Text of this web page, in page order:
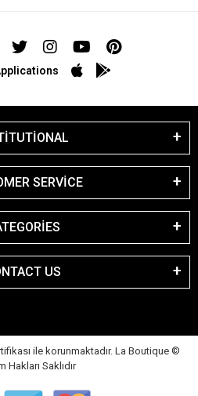
SERVİCE
US
ile korunmaktadır. La Boutique ©
Hakları Saklıdır